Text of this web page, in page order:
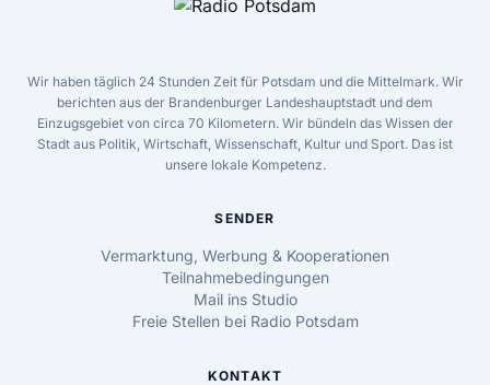
Wir haben täglich 24 Stunden Zeit für Potsdam und die Mittelmark. Wir
berichten aus der Brandenburger Landeshauptstadt und dem
Einzugsgebiet von circa 70 Kilometern. Wir bündeln das Wissen der
Stadt aus Politik, Wirtschaft, Wissenschaft, Kultur und Sport. Das ist
unsere lokale Kompetenz.
SENDER
Vermarktung, Werbung & Kooperationen
Teilnahmebedingungen
Mail ins Studio
Freie Stellen bei Radio Potsdam
KONTAKT